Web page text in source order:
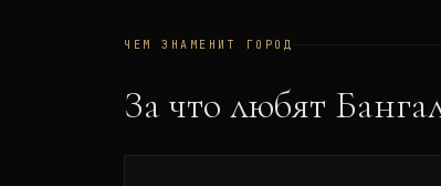
ЧЕМ ЗНАМЕНИТ ГОРОД
За что любят